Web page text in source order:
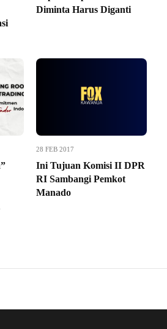
Diminta Harus Diganti
28 FEB 2017
Ini Tujuan Komisi II DPR
RI Sambangi Pemkot
Manado